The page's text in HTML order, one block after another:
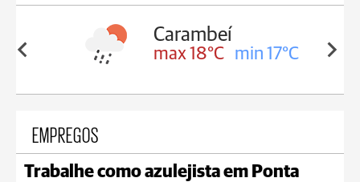
18°C
Carambeí
max 18°C min 17°C
EMPREGOS
Trabalhe como azulejista em Ponta